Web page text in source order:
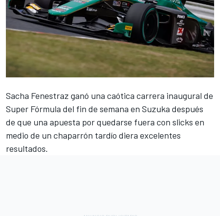
Sacha Fenestraz ganó una caótica carrera inaugural de
Super Fórmula del fin de semana en Suzuka después
de que una apuesta por quedarse fuera con slicks en
medio de un chaparrón tardío diera excelentes
resultados.